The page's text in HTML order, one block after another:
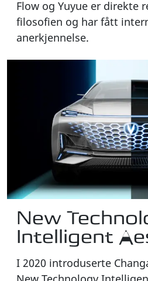
Flow og Yuyue er direkte
filosofien og har fått
anerkjennelse.
New
Intelligent
I 2020 introduserte